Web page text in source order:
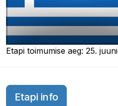
Etapi toimumise aeg: 25.
Etapi info